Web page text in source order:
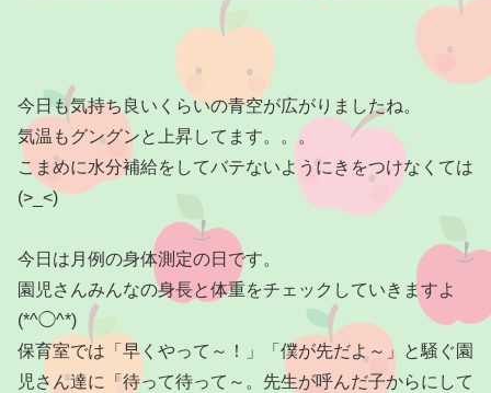
今日も気持ち良いくらいの青空が広がりましたね。
気温もグングンと上昇してます。。。
こまめに水分補給をしてバテないようにきをつけなくては
(>_<)
今日は月例の身体測定の日です。
園児さんみんなの身長と体重をチェックしていきますよ
(*^◯^*)
保育室では「早くやって～！」「僕が先だよ～」と騒ぐ園
児さん達に「待って待って～。先生が呼んだ子からにして